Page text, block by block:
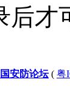
后才
安防论坛( 粤